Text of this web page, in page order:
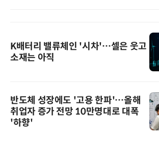
K배터리 밸류체인 '시차'…셀은 웃고
소재는 아직
반도체 성장에도 '고용 한파'…올해
취업자 증가 전망 10만명대로 대폭
'하향'